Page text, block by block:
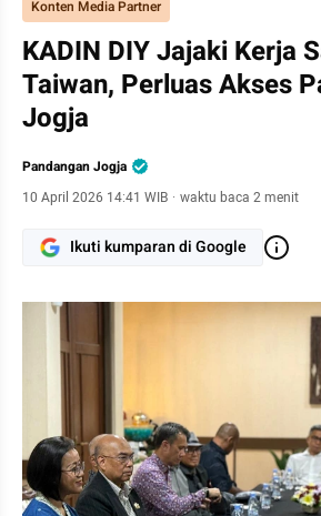
Konten Media Partner
KADIN DIY Jajaki Kerja
Taiwan, Perluas Akses
Jogja
Pandangan Jogja
10 April 2026 14:41 WIB · waktu baca 2 menit
Ikuti kumparan di Google